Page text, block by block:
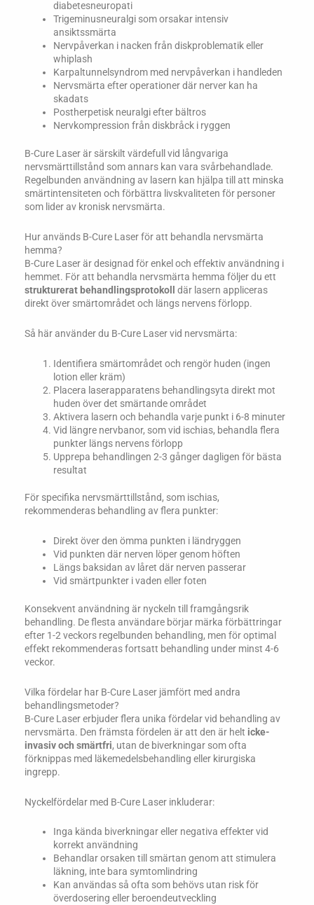
diabetesneuropati
Trigeminusneuralgi som orsakar intensiv
ansiktssmärta
Nervpåverkan i nacken från diskproblematik eller
whiplash
Karpaltunnelsyndrom med nervpåverkan i handleden
Nervsmärta efter operationer där nerver kan ha
skadats
Postherpetisk neuralgi efter bältros
Nervkompression från diskbråck i ryggen
B-Cure Laser är särskilt värdefull vid långvariga
nervsmärttillstånd som annars kan vara svårbehandlade.
Regelbunden användning av lasern kan hjälpa till att minska
smärtintensiteten och förbättra livskvaliteten för personer
som lider av kronisk nervsmärta.
Hur används B-Cure Laser för att behandla nervsmärta
hemma?
B-Cure Laser är designad för enkel och effektiv användning i
hemmet. För att behandla nervsmärta hemma följer du ett
strukturerat behandlingsprotokoll
där lasern appliceras
direkt över smärtområdet och längs nervens förlopp.
Så här använder du B-Cure Laser vid nervsmärta:
Identifiera smärtområdet och rengör huden (ingen
lotion eller kräm)
Placera laserapparatens behandlingsyta direkt mot
huden över det smärtande området
Aktivera lasern och behandla varje punkt i 6-8 minuter
Vid längre nervbanor, som vid ischias, behandla flera
punkter längs nervens förlopp
Upprepa behandlingen 2-3 gånger dagligen för bästa
resultat
För specifika nervsmärttillstånd, som ischias,
rekommenderas behandling av flera punkter:
Direkt över den ömma punkten i ländryggen
Vid punkten där nerven löper genom höften
Längs baksidan av låret där nerven passerar
Vid smärtpunkter i vaden eller foten
Konsekvent användning är nyckeln till framgångsrik
behandling. De flesta användare börjar märka förbättringar
efter 1-2 veckors regelbunden behandling, men för optimal
effekt rekommenderas fortsatt behandling under minst 4-6
veckor.
Vilka fördelar har B-Cure Laser jämfört med andra
behandlingsmetoder?
B-Cure Laser erbjuder flera unika fördelar vid behandling av
nervsmärta. Den främsta fördelen är att den är helt icke-
invasiv och smärtfri, utan de biverkningar som ofta
förknippas med läkemedelsbehandling eller kirurgiska
ingrepp.
Nyckelfördelar med B-Cure Laser inkluderar:
Inga kända biverkningar eller negativa effekter vid
korrekt användning
Behandlar orsaken till smärtan genom att stimulera
läkning, inte bara symtomlindring
Kan användas så ofta som behövs utan risk för
överdosering eller beroendeutveckling